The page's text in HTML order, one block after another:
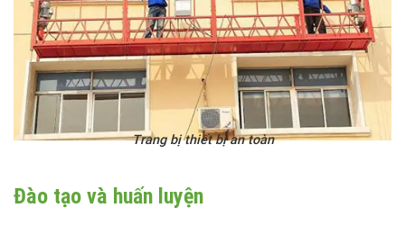
Trang bị thiết bị an toàn
Đào tạo và huấn luyện